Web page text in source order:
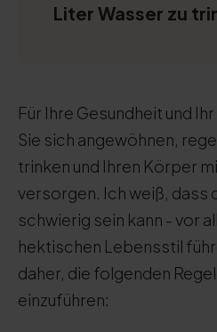
Liter Wasser zu
Für Ihre Gesundheit und
Sie sich angewöhnen,
trinken und Ihren Körper
versorgen. Ich weiß, dass
schwierig sein kann - vor
hektischen Lebensstil
daher, die folgenden
einzuführen: